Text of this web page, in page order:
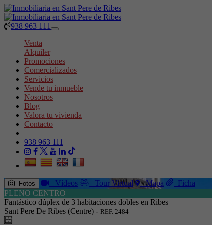
938 963 111
Toggle
Venta
Alquiler
Promociones
Comercializados
Servicios
Vende tu inmueble
Nosotros
Blog
Valora tu vivienda
Contacto
938 963 111
Fotos Vídeos Tour Virtual Mapa
Ficha
PLENO CENTRO
Fantástico dúplex de 3 habitaciones dobles en Ribes
Sant Pere De Ribes (Centre) - REF. 2484